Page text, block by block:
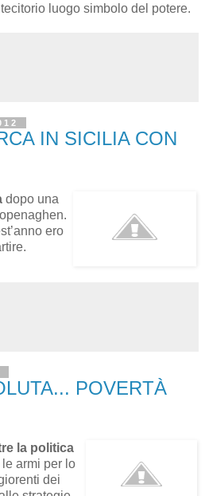
luogo simbolo del potere.
IN SICILIA CON
dopo una
ero
POVERTÀ
la politica
armi per lo
dei